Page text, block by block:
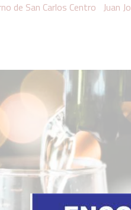
de San Carlos Centro Juan